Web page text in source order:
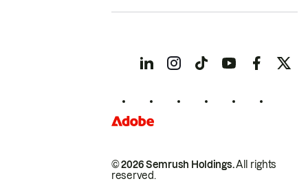
© 2026 Semrush Holdings.All rights
reserved.